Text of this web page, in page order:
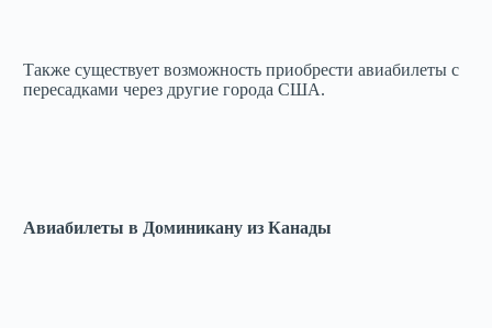
Также существует возможность приобрести авиабилеты с
пересадками через другие города США.
Авиабилеты в Доминикану из Канады